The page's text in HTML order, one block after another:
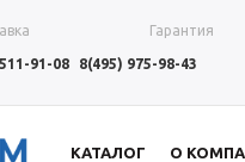
Гарантия
91-08 8(495) 975-98-43
КАТАЛОГ О